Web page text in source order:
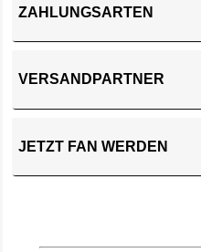
ZAHLUNGSARTEN
VERSANDPARTNER
JETZT FAN WERDEN